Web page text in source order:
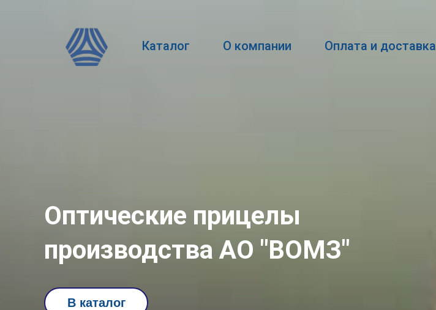
Каталог О компании Оплата и доставка
Оптические прицелы
производства АО "ВОМЗ"
В каталог